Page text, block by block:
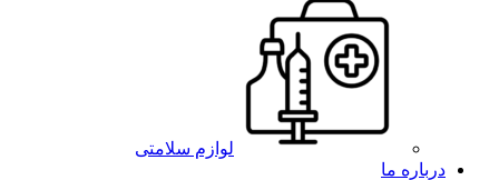
لوازم سلامتی
درباره ما